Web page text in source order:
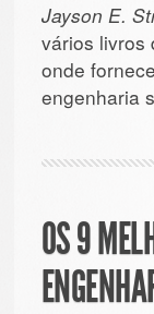
Jayson E.
vários
onde
engenharia
OS 9